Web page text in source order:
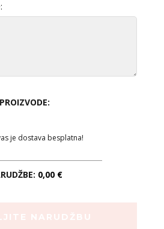
je dostava besplatna!
0,00 €